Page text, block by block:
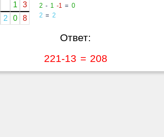
1
3
2
0 8
2 - 1 -1 = 0
2 = 2
Ответ:
221-13 = 208